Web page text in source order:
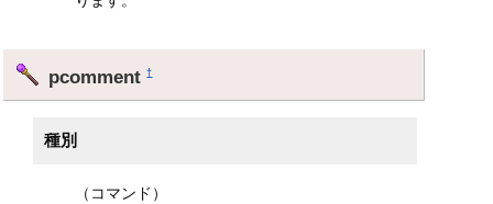
pcomment†
種別
（コマンド）